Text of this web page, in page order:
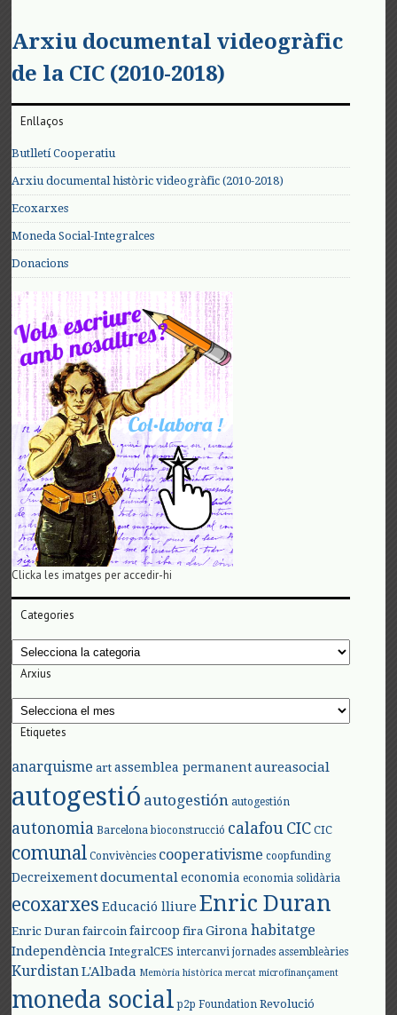
Arxiu documental videogràfic
de la CIC (2010-2018)
Enllaços
Butlletí Cooperatiu
Arxiu documental històric videogràfic (2010-2018)
Ecoxarxes
Moneda Social-Integralces
Donacions
Clicka les imatges per accedir-hi
Categories
Categories
Arxius
Arxius
Etiquetes
anarquisme art assemblea permanent aureasocial
autogestió autogestión autogestión
autonomia Barcelona bioconstrucció calafouCIC CIC
comunal Convivències cooperativisme coopfunding
Decreixement documental economia economia solidària
ecoxarxes Educació lliure Enric Duran
Enric Duran faircoin faircoop fira Girona habitatge
Independència IntegralCES intercanvi jornades assembleàries
KurdistanL'Albada Memòria històrica mercat microfinançament
moneda social p2p Foundation Revolució